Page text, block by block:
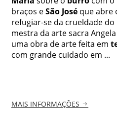
braços eSão José que abre
refugiar-se da crueldade
mestra da arte sacra
uma obra de arte feita em
com grande cuidado em ...
MAIS INFORMAÇÕES